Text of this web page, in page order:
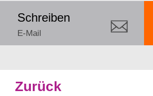
Schreiben
E-Mail
Zurück